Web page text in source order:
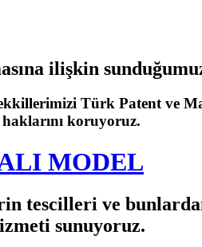
ilişkin
Türk Patent ve
koruyoruz.
MODEL
tescilleri ve
sunuyoruz.